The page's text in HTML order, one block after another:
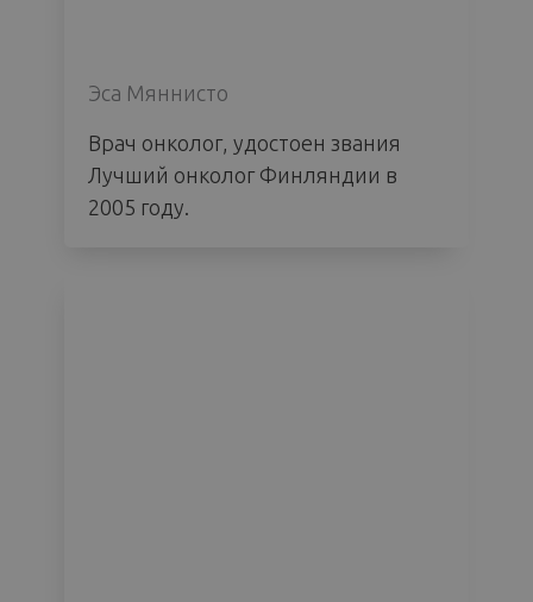
Эса Мяннисто
Врач онколог, удостоен звания
Лучший онколог Финляндии в
2005 году.